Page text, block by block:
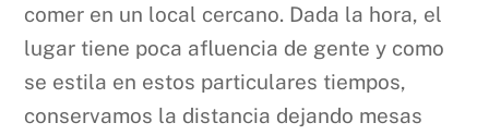
comer en un local cercano. Dada la hora, el
lugar tiene poca afluencia de gente y como
se estila en estos particulares tiempos,
conservamos la distancia dejando mesas